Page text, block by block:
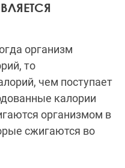
организм
то
чем поступает
калории
организмом в
сжигаются во